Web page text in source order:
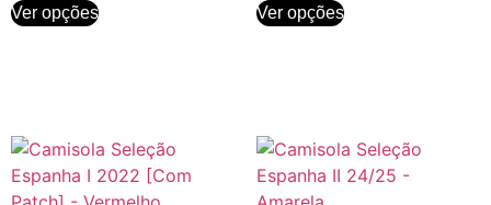
Ver opções Ver opções